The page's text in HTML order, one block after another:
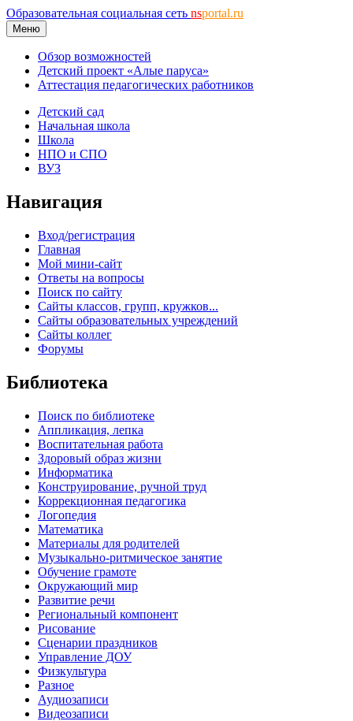
Образовательная социальная сеть nsportal.ru
Меню
Обзор возможностей
Детский проект «Алые паруса»
Аттестация педагогических работников
Детский сад
Начальная школа
Школа
НПО и СПО
ВУЗ
Навигация
Вход/регистрация
Главная
Мой мини-сайт
Ответы на вопросы
Поиск по сайту
Сайты классов, групп, кружков...
Сайты образовательных учреждений
Сайты коллег
Форумы
Библиотека
Поиск по библиотеке
Аппликация, лепка
Воспитательная работа
Здоровый образ жизни
Информатика
Конструирование, ручной труд
Коррекционная педагогика
Логопедия
Математика
Материалы для родителей
Музыкально-ритмическое занятие
Обучение грамоте
Окружающий мир
Развитие речи
Региональный компонент
Рисование
Сценарии праздников
Управление ДОУ
Физкультура
Разное
Аудиозаписи
Видеозаписи